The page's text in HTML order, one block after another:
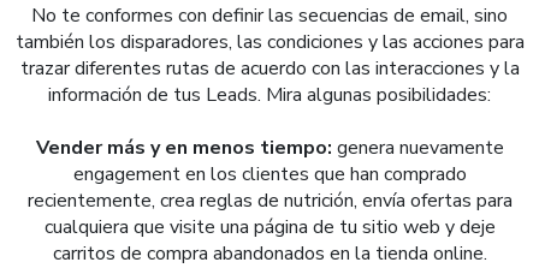
No te conformes con definir las secuencias de email, sino
también los disparadores, las condiciones y las acciones para
trazar diferentes rutas de acuerdo con las interacciones y la
información de tus Leads. Mira algunas posibilidades:
Vender más y en menos tiempo: genera nuevamente
engagement en los clientes que han comprado
recientemente, crea reglas de nutrición, envía ofertas para
cualquiera que visite una página de tu sitio web y deje
carritos de compra abandonados en la tienda online.